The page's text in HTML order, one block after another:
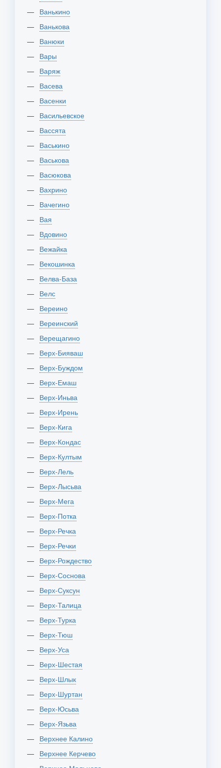
Ванькино
Ванькова
Ванюки
Вары
Варяж
Васева
Васенки
Васильевское
Вассята
Васькино
Васькова
Васюкова
Вахрино
Вачегино
Вая
Вдовино
Вежайка
Векошинка
Велва-База
Велс
Вереино
Вереинский
Верещагино
Верх-Бияваш
Верх-Буждом
Верх-Емаш
Верх-Иньва
Верх-Ирень
Верх-Кига
Верх-Кондас
Верх-Култым
Верх-Лель
Верх-Лысьва
Верх-Мега
Верх-Потка
Верх-Речка
Верх-Речки
Верх-Рождество
Верх-Соснова
Верх-Суксун
Верх-Талица
Верх-Турка
Верх-Тюш
Верх-Уса
Верх-Шестая
Верх-Шлык
Верх-Шуртан
Верх-Юсьва
Верх-Язьва
Верхнее Калино
Верхнее Керчево